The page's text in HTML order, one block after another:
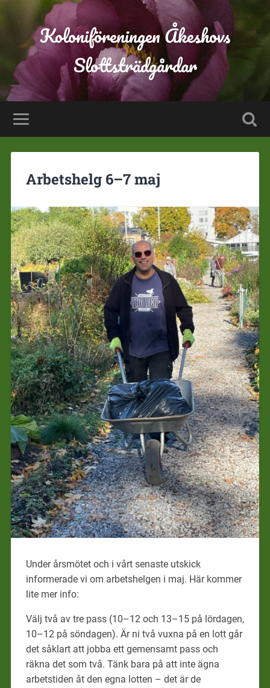
Koloniföreningen Åkeshovs
Slottsträdgårdar
Arbetshelg 6–7 maj
Under årsmötet och i vårt senaste utskick
informerade vi om arbetshelgen i maj. Här kommer
lite mer info:
Välj två av tre pass (10–12 och 13–15 på lördagen,
10–12 på söndagen). Är ni två vuxna på en lott går
det såklart att jobba ett gemensamt pass och
räkna det som två. Tänk bara på att inte ägna
arbetstiden åt den egna lotten – det är de